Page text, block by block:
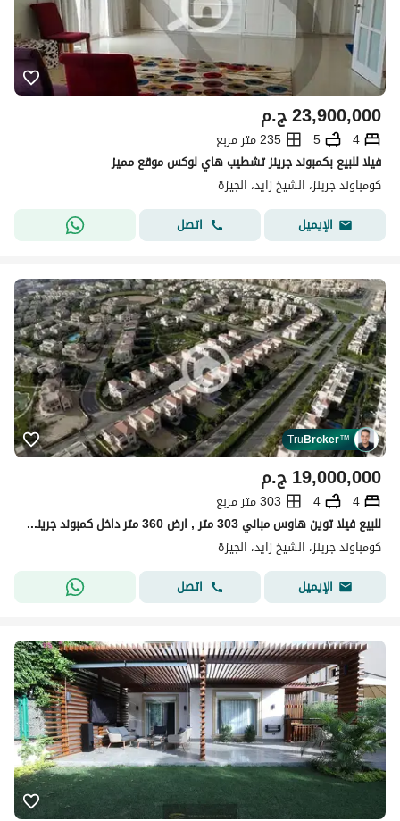
ج.م23,900,000
4
5
235 متر مربع
فيلا للبيع بكمبوند جرينز تشطيب هاي لوكس موقع مميز
كومباوند جرينز، الشيخ زايد، الجيزة
الإيميل
اتصل
TruBroker™
ج.م19,000,000
4
4
303 متر مربع
للبيع فيلا توين هاوس مباني 303 متر , ارض 360 متر داخل كمبوند جرينز , درة , الشيخ زايد
كومباوند جرينز، الشيخ زايد، الجيزة
الإيميل
اتصل